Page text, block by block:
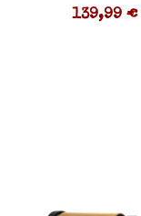
139,99 €